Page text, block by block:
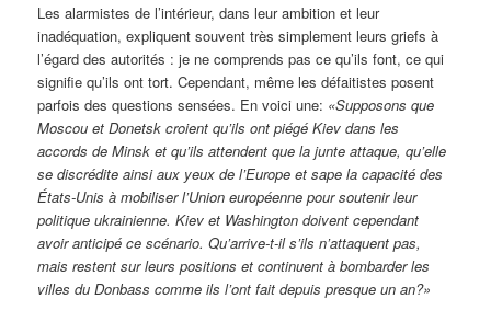
Les alarmistes de l’intérieur, dans leur ambition et leur
inadéquation, expliquent souvent très simplement leurs griefs à
l’égard des autorités : je ne comprends pas ce qu’ils font, ce qui
signifie qu’ils ont tort. Cependant, même les défaitistes posent
parfois des questions sensées. En voici une: «Supposons que
Moscou et Donetsk croient qu’ils ont piégé Kiev dans les
accords de Minsk et qu’ils attendent que la junte attaque, qu’elle
se discrédite ainsi aux yeux de l’Europe et sape la capacité des
États-Unis à mobiliser l’Union européenne pour soutenir leur
politique ukrainienne. Kiev et Washington doivent cependant
avoir anticipé ce scénario. Qu’arrive-t-il s’ils n’attaquent pas,
mais restent sur leurs positions et continuent à bombarder les
villes du Donbass comme ils l’ont fait depuis presque un an?»